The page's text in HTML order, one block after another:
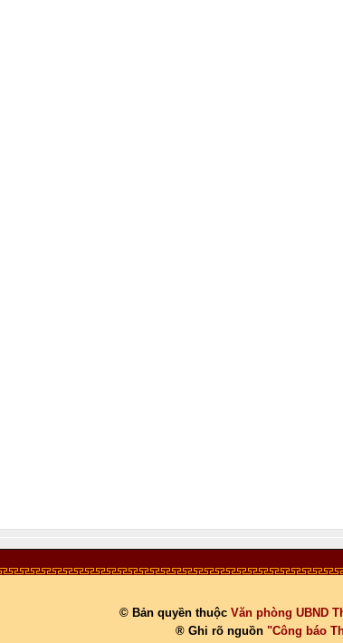
© Bản quyền thuộc Văn phòng UBND
® Ghi rõ nguồn "Công báo